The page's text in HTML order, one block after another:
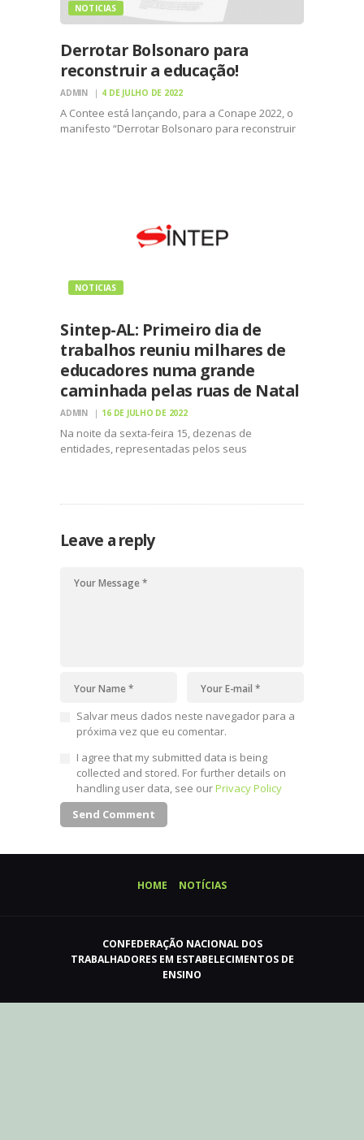
NOTICIAS
Derrotar Bolsonaro para
reconstruir a educação!
ADMIN 4 DE JULHO DE 2022
A Contee está lançando, para a Conape 2022, o
manifesto “Derrotar Bolsonaro para reconstruir
NOTICIAS
Sintep-AL: Primeiro dia de
trabalhos reuniu milhares de
educadores numa grande
caminhada pelas ruas de Natal
ADMIN 16 DE JULHO DE 2022
Na noite da sexta-feira 15, dezenas de
entidades, representadas pelos seus
Leave a reply
Salvar meus dados neste navegador para a
próxima vez que eu comentar.
I agree that my submitted data is being
collected and stored. For further details on
handling user data, see ourPrivacy Policy
HOME NOTÍCIAS
CONFEDERAÇÃO NACIONAL DOS
TRABALHADORES EM ESTABELECIMENTOS DE
ENSINO